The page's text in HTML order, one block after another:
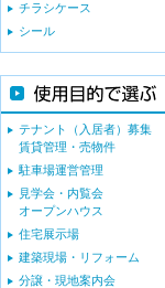
チラシケース
シール
テナント（入居者）募集
賃貸管理・売物件
駐車場運営管理
見学会・内覧会
オープンハウス
住宅展示場
建築現場・リフォーム
分譲・現地案内会